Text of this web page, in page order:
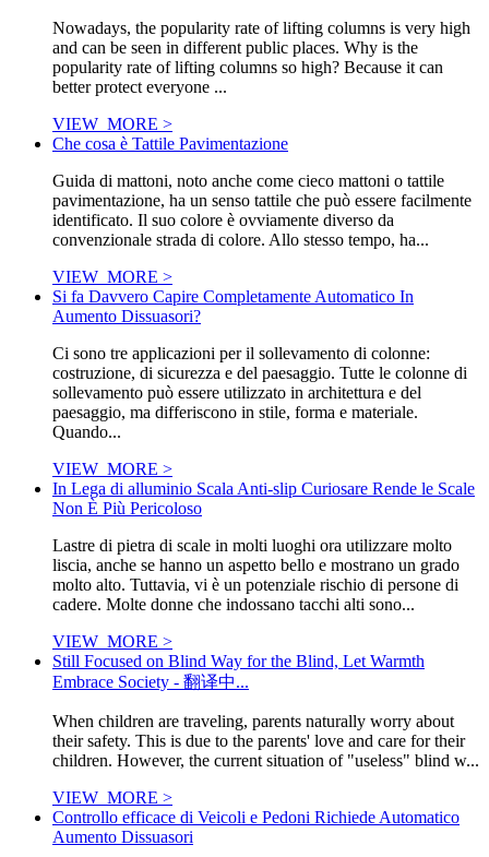
Nowadays, the popularity rate of lifting columns is very high
and can be seen in different public places. Why is the
popularity rate of lifting columns so high? Because it can
better protect everyone ...
VIEW_MORE >
Che cosa è Tattile Pavimentazione
Guida di mattoni, noto anche come cieco mattoni o tattile
pavimentazione, ha un senso tattile che può essere facilmente
identificato. Il suo colore è ovviamente diverso da
convenzionale strada di colore. Allo stesso tempo, ha...
VIEW_MORE >
Si fa Davvero Capire Completamente Automatico In
Aumento Dissuasori?
Ci sono tre applicazioni per il sollevamento di colonne:
costruzione, di sicurezza e del paesaggio. Tutte le colonne di
sollevamento può essere utilizzato in architettura e del
paesaggio, ma differiscono in stile, forma e materiale.
Quando...
VIEW_MORE >
In Lega di alluminio Scala Anti-slip Curiosare Rende le Scale
Non È Più Pericoloso
Lastre di pietra di scale in molti luoghi ora utilizzare molto
liscia, anche se hanno un aspetto bello e mostrano un grado
molto alto. Tuttavia, vi è un potenziale rischio di persone di
cadere. Molte donne che indossano tacchi alti sono...
VIEW_MORE >
Still Focused on Blind Way for the Blind, Let Warmth
Embrace Society - 翻译中...
When children are traveling, parents naturally worry about
their safety. This is due to the parents' love and care for their
children. However, the current situation of "useless" blind w...
VIEW_MORE >
Controllo efficace di Veicoli e Pedoni Richiede Automatico
Aumento Dissuasori